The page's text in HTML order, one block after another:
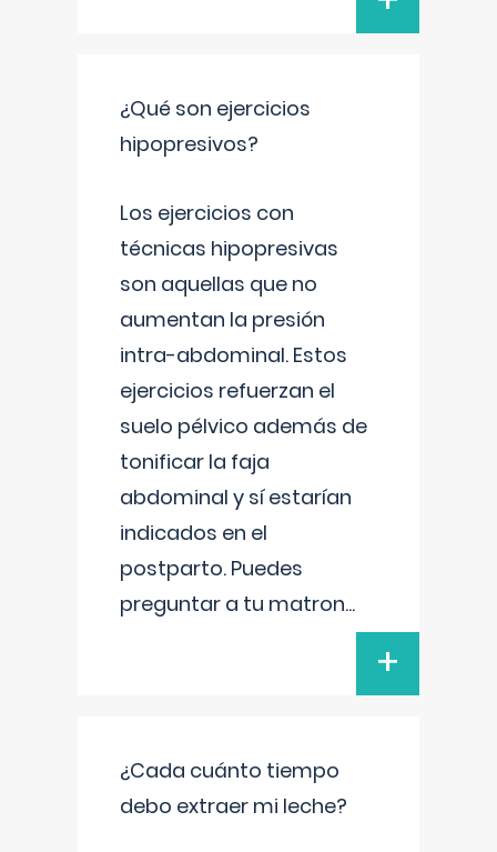
¿Qué son ejercicios
hipopresivos?
Los ejercicios con
técnicas hipopresivas
son aquellas que no
aumentan la presión
intra-abdominal. Estos
ejercicios refuerzan el
suelo pélvico además de
tonificar la faja
abdominal y sí estarían
indicados en el
postparto. Puedes
preguntar a tu matron...
+
¿Cada cuánto tiempo
debo extraer mi leche?